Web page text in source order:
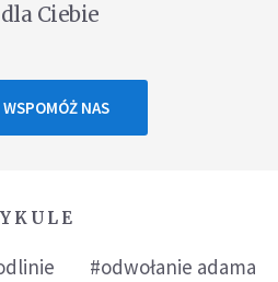
Ciebie
WSPOMÓŻ NAS
#odwołanie adama